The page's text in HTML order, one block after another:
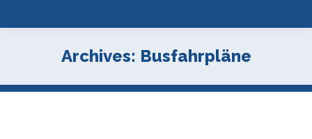
Archives: Busfahrpläne